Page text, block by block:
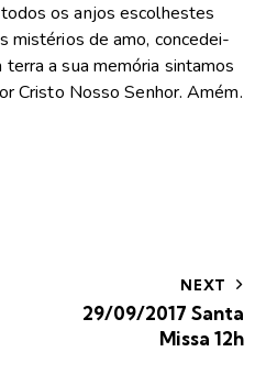
os anjos escolhestes
mistérios de amo, concedei-
a sua memória sintamos
Cristo Nosso Senhor. Amém.
NEXT
29/09/2017 Santa
Missa 12h